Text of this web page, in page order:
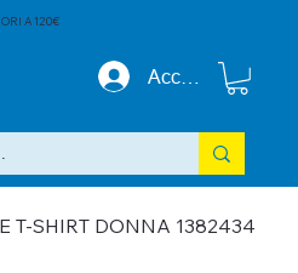
Accedi
A 120€
T-SHIRT DONNA 1382434